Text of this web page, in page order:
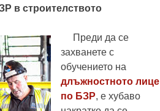
в строителството
Преди да се
захванете с
обучението на
длъжностното лице
по БЗР, е хубаво